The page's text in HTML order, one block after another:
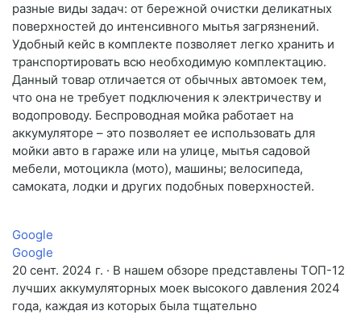
разные виды задач: от бережной очистки деликатных
поверхностей до интенсивного мытья загрязнений.
Удобный кейс в комплекте позволяет легко хранить и
транспортировать всю необходимую комплектацию.
Данный товар отличается от обычных автомоек тем,
что она не требует подключения к электричеству и
водопроводу. Беспроводная мойка работает на
аккумуляторе – это позволяет ее использовать для
мойки авто в гараже или на улице, мытья садовой
мебели, мотоцикла (мото), машины; велосипеда,
самоката, лодки и других подобных поверхностей.
Google
Google
20 сент. 2024 г. · В нашем обзоре представлены ТОП-12
лучших аккумуляторных моек высокого давления 2024
года, каждая из которых была тщательно